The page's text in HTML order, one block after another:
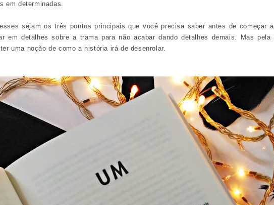
em determinadas.
sejam os três pontos principais que você precisa saber antes de começar a
em detalhes sobre a trama para não acabar dando detalhes demais. Mas pela
uma noção de como a história irá de desenrolar.